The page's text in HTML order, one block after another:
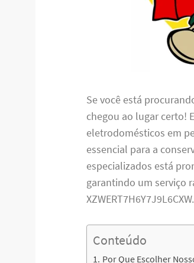
Se você está
chegou ao lugar certo!
eletrodomésticos em
essencial para a
especializados está
garantindo um serviço
XZWERT7H6Y7J9L6CXW.
Conteúdo
Por Que Escolher